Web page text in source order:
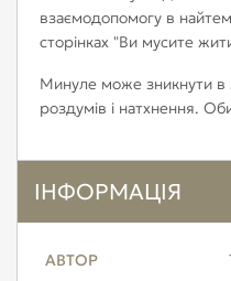
взаємодопомогу в
сторінках "Ви мусите
Минуле може зникнути в
роздумів і натхнення.
ІНФОРМАЦІЯ
АВТОР